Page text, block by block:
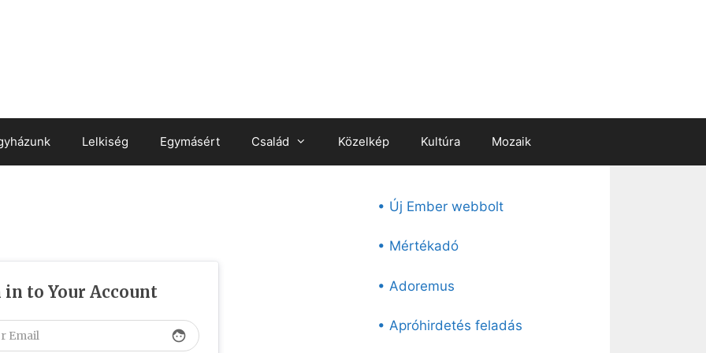
Lelkiség Egymásért Család Közelkép Kultúra Mozaik
in to Your Account
face
• Új Ember webbolt
• Mértékadó
• Adoremus
• Apróhirdetés feladás